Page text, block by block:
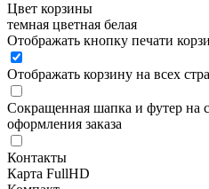
Цвет корзины
темная цветная белая
Отображать кнопку печати
Отображать корзину на всех
Сокращенная шапка и футер на
оформления заказа
Контакты
Карта FullHD